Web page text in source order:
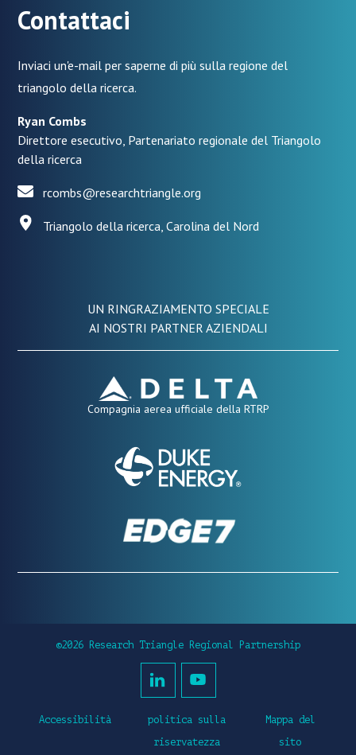
Contattaci
Inviaci un'e-mail per saperne di più sulla regione del
triangolo della ricerca.
Ryan Combs
Direttore esecutivo, Partenariato regionale del Triangolo
della ricerca
rcombs@researchtriangle.org
Triangolo della ricerca, Carolina del Nord
UN RINGRAZIAMENTO SPECIALE
AI NOSTRI PARTNER AZIENDALI
Compagnia aerea ufficiale della RTRP
©2026 Research Triangle Regional Partnership
Accessibilità
politica sulla
riservatezza
Mappa del
sito